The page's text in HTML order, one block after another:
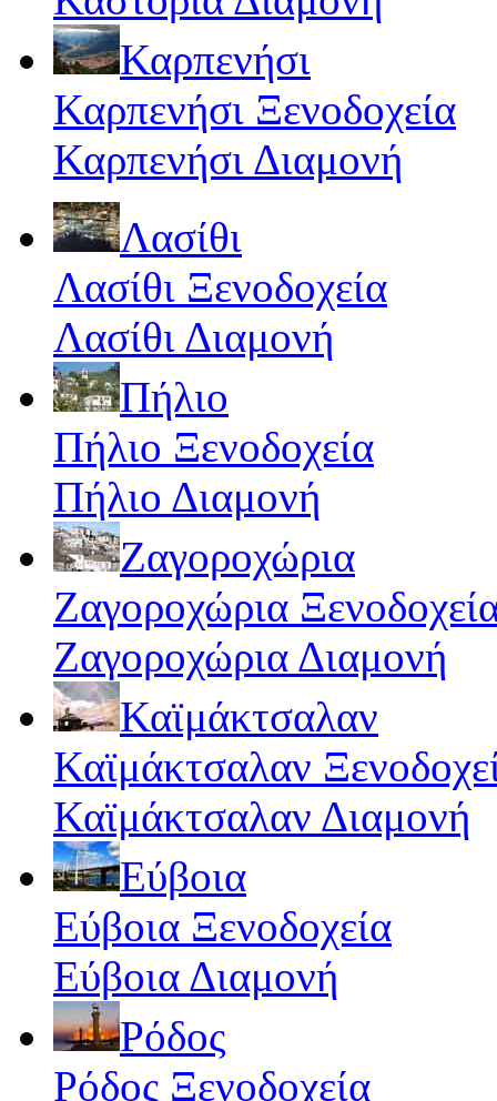
Καρπενήσι
Καρπενήσι Ξενοδοχεία
Καρπενήσι Διαμονή
Λασίθι
Λασίθι Ξενοδοχεία
Λασίθι Διαμονή
Πήλιο
Πήλιο Ξενοδοχεία
Πήλιο Διαμονή
Ζαγοροχώρια
Ζαγοροχώρια
Ζαγοροχώρια Διαμονή
Καϊμάκτσαλαν
Καϊμάκτσαλαν
Καϊμάκτσαλαν Διαμονή
Εύβοια
Εύβοια Ξενοδοχεία
Εύβοια Διαμονή
Ρόδος
Ρόδος Ξενοδοχεία